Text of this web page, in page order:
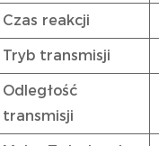
Czas reakcji
Tryb transmisji
Odległość
transmisji